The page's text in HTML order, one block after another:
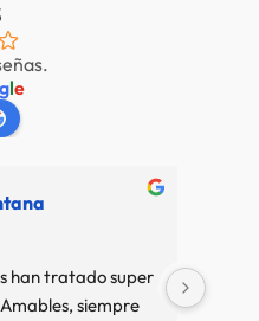
le
han tratado super
siempre